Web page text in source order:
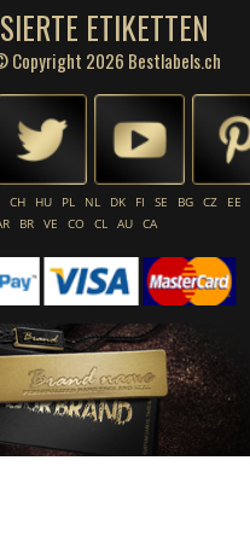
ETIKETTEN
Copyright 2026 Bestlabels.ch
CH HU PL NL DK FI SE BG CZ
EE
BR VE CO CL AU CA